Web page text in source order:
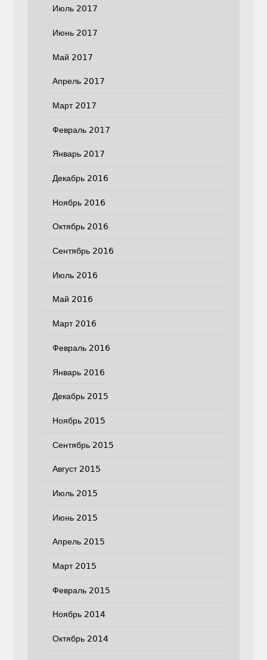
Июль 2017
Июнь 2017
Май 2017
Апрель 2017
Март 2017
Февраль 2017
Январь 2017
Декабрь 2016
Ноябрь 2016
Октябрь 2016
Сентябрь 2016
Июль 2016
Май 2016
Март 2016
Февраль 2016
Январь 2016
Декабрь 2015
Ноябрь 2015
Сентябрь 2015
Август 2015
Июль 2015
Июнь 2015
Апрель 2015
Март 2015
Февраль 2015
Ноябрь 2014
Октябрь 2014